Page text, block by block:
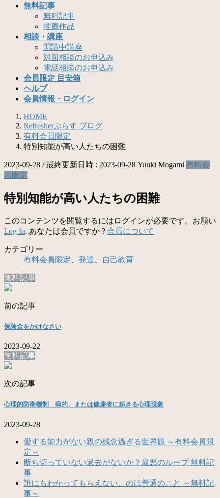
無料記事
無料記事
推薦作品
相談・講座
開講中講座
対面相談のお申込み
電話相談のお申込み
会員限定 目安箱
ヘルプ
会員情報・ログイン
HOME
Refresherぷらす ブログ
有料会員限定
特別知能が高い人たちの困難
2023-09-28 / 最終更新日時 : 2023-09-28 Yuuki Mogami 有料会
員限定
特別知能が高い人たちの困難
このコンテンツを閲覧するにはログインが必要です。お願い
Log In. あなたは会員ですか ? 会員について
カテゴリー
有料会員限定
発達 自己教育
無料記事
前の記事
保険金をかけなさい
2023-09-22
無料記事
次の記事
心理的防衛機制 病的、または健康者に起きる心理現象
2023-09-28
愛する能力がない親の残念過ぎる世界観 ～有料会員限
定～
断ち切っていない過去がないか？最悪のループ 無料記
事
誰にもわかってもらえない、のは普通のこと ～無料記
事～